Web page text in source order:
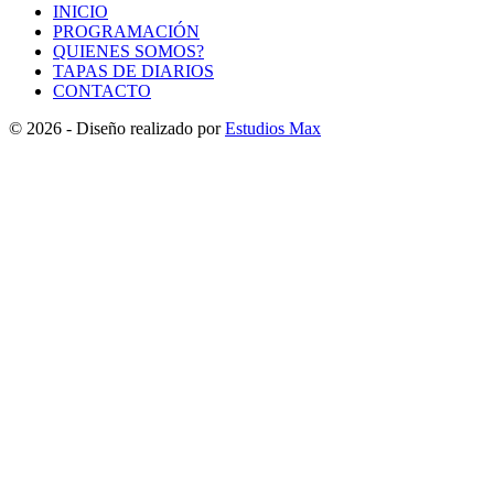
INICIO
PROGRAMACIÓN
QUIENES SOMOS?
TAPAS DE DIARIOS
CONTACTO
© 2026 - Diseño realizado porEstudios Max